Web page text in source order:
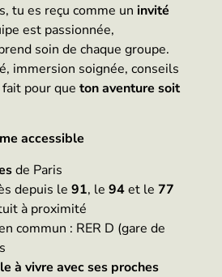
tu es reçu comme un invité
est passionnée,
soin de chaque groupe.
immersion soignée, conseils
pour que ton aventure soit
accessible
de Paris
depuis le 91, le 94et le 77
à proximité
commun : RER D (gare de
à vivre avec ses proches